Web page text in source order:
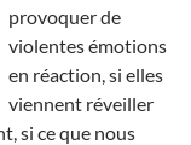
provoquer de
violentes émotions
en réaction, si elles
viennent réveiller
si ce que nous